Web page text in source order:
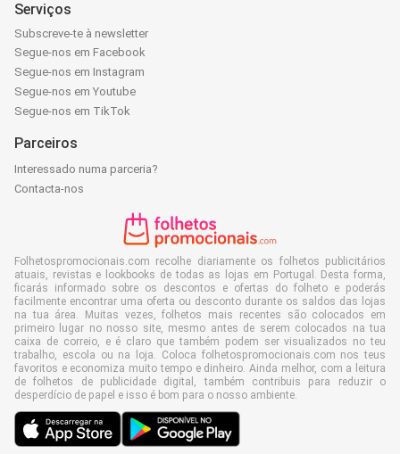
Serviços
Subscreve-te à newsletter
Segue-nos em Facebook
Segue-nos em Instagram
Segue-nos em Youtube
Segue-nos em TikTok
Parceiros
Interessado numa parceria?
Contacta-nos
Folhetospromocionais.com recolhe diariamente os folhetos publicitários
atuais, revistas e lookbooks de todas as lojas em Portugal. Desta forma,
ficarás informado sobre os descontos e ofertas do folheto e poderás
facilmente encontrar uma oferta ou desconto durante os saldos das lojas
na tua área. Muitas vezes, folhetos mais recentes são colocados em
primeiro lugar no nosso site, mesmo antes de serem colocados na tua
caixa de correio, e é claro que também podem ser visualizados no teu
trabalho, escola ou na loja. Coloca folhetospromocionais.com nos teus
favoritos e economiza muito tempo e dinheiro. Ainda melhor, com a leitura
de folhetos de publicidade digital, também contribuis para reduzir o
desperdício de papel e isso é bom para o nosso ambiente.